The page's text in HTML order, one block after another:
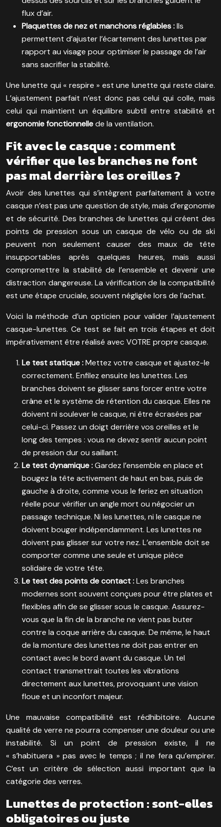
flux d’air.
Plaquettes de nez et manchons réglables :Ils
permettent d’ajuster l’écartement des lunettes par
rapport au visage pour optimiser le passage de l’air
sans sacrifier la stabilité.
Une lunette qui « respire » est une lunette qui reste claire.
L’ajustement parfait n’est donc pas celui qui colle, mais
celui qui maintient un équilibre subtil entre stabilité et
ergonomie fonctionnellede la ventilation.
Fit avec le casque : comment
vérifier que les branches ne font
pas mal derrière les oreilles ?
Avoir des lunettes qui s’intègrent parfaitement à votre
casque n’est pas une question de style, mais d’ergonomie
et de sécurité. Des branches de lunettes qui créent des
points de pression sous un casque de vélo ou de ski
peuvent non seulement causer des maux de tête
insupportables après quelques heures, mais aussi
compromettre la stabilité de l’ensemble et devenir une
distraction dangereuse. La vérification de la compatibilité
est une étape cruciale, souvent négligée lors de l’achat.
Voici la méthode d’un opticien pour valider l’ajustement
casque-lunettes. Ce test se fait en trois étapes et doit
impérativement être réalisé avec VOTRE propre casque.
Le test statique :Mettez votre casque et ajustez-le
correctement. Enfilez ensuite les lunettes. Les
branches doivent se glisser sans forcer entre votre
crâne et le système de rétention du casque. Elles ne
doivent ni soulever le casque, ni être écrasées par
celui-ci. Passez un doigt derrière vos oreilles et le
long des tempes : vous ne devez sentir aucun point
de pression dur ou saillant.
Le test dynamique :Gardez l’ensemble en place et
bougez la tête activement de haut en bas, puis de
gauche à droite, comme vous le feriez en situation
réelle pour vérifier un angle mort ou négocier un
passage technique. Ni les lunettes, ni le casque ne
doivent bouger indépendamment. Les lunettes ne
doivent pas glisser sur votre nez. L’ensemble doit se
comporter comme une seule et unique pièce
solidaire de votre tête.
Le test des points de contact :Les branches
modernes sont souvent conçues pour être plates et
flexibles afin de se glisser sous le casque. Assurez-
vous que la fin de la branche ne vient pas buter
contre la coque arrière du casque. De même, le haut
de la monture des lunettes ne doit pas entrer en
contact avec le bord avant du casque. Un tel
contact transmettrait toutes les vibrations
directement aux lunettes, provoquant une vision
floue et un inconfort majeur.
Une mauvaise compatibilité est rédhibitoire. Aucune
qualité de verre ne pourra compenser une douleur ou une
instabilité. Si un point de pression existe, il ne
« s’habituera » pas avec le temps ; il ne fera qu’empirer.
C’est un critère de sélection aussi important que la
catégorie des verres.
Lunettes de protection : sont-elles
obligatoires ou juste